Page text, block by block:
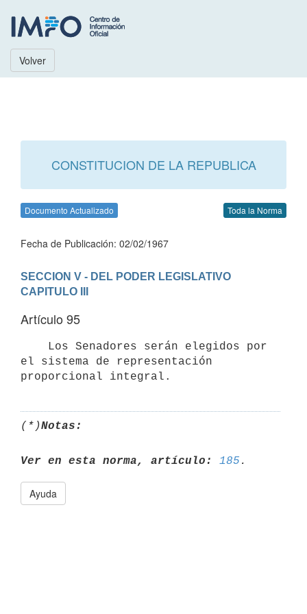
Volver
CONSTITUCION DE LA REPUBLICA
Documento Actualizado Toda la Norma
Fecha de Publicación: 02/02/1967
SECCION V - DEL PODER LEGISLATIVO
CAPITULO III
Artículo 95
el sistema de representación
(*)Notas:
Ver en esta norma, artículo: 185
Ayuda